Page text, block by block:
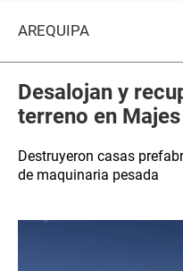
AREQUIPA
Desalojan y
terreno en Majes
Destruyeron casas
de maquinaria pesada